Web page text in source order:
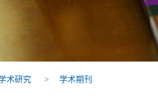
术研究 > 学术期刊